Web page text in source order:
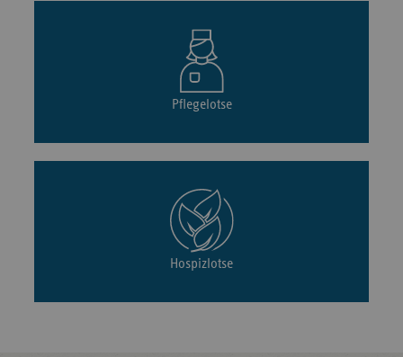
Pflegelotse
Hospizlotse